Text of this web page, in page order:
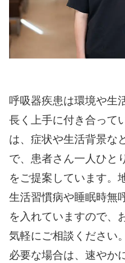
呼吸器疾患は環境や生
長く上手に付き合って
は、症状や生活背景な
で、患者さん一人ひと
をご提案しています。
生活習慣病や睡眠時無
を入れていますので、
気軽にご相談ください
必要な場合は、速やか